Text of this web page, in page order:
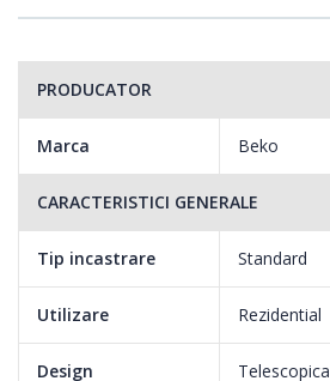
imbietor in casa.
PRODUCATOR
Marca Beko
CARACTERISTICI GENERALE
Tip incastrare Standard
Utilizare Rezidential
Design Telescopica